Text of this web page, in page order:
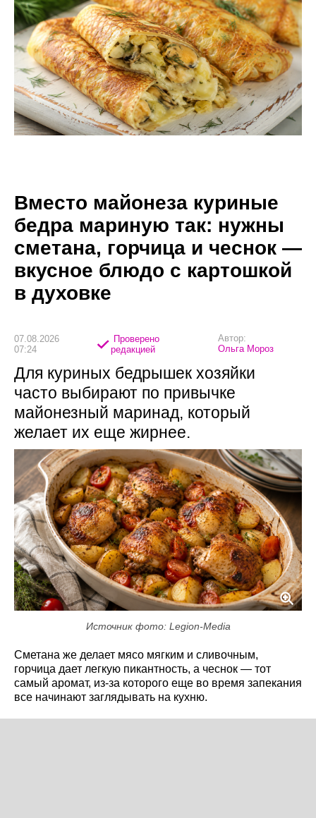
Вместо майонеза куриные
бедра мариную так: нужны
сметана, горчица и чеснок —
вкусное блюдо с картошкой
в духовке
07.08.2026
07:24
Проверено
редакцией
Автор:
Ольга Мороз
Для куриных бедрышек хозяйки
часто выбирают по привычке
майонезный маринад, который
желает их еще жирнее.
Источник фото: Legion-Media
Сметана же делает мясо мягким и сливочным,
горчица дает легкую пикантность, а чеснок — тот
самый аромат, из-за которого еще во время запекания
все начинают заглядывать на кухню.